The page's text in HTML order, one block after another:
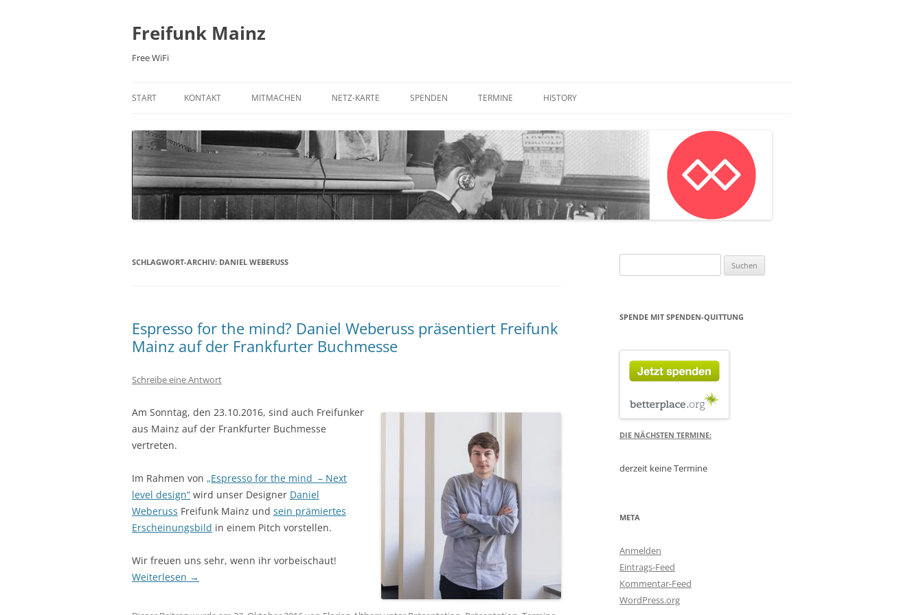
springen
Freifunk Mainz
Free WiFi
START KONTAKT
MAILINGLISTE
NEWSLETTER
IRC-CHAT
TWITTER
MITMACHEN
MITGLIED WERDEN
WIKI
PRAXIS: 3D CORNER ANTENNE
NETZ-KARTE SPENDEN
GOODING
TERMINE HISTORY
IM FERNSEHEN
STADTRATS-ANTRAG:
KOSTENFREIES WLAN IN MAINZ
SCHLAGWORT-ARCHIV: DANIEL WEBERUSS
Espresso for the mind? Daniel Weberuss präsentiert Freifunk
Mainz auf der Frankfurter Buchmesse
Schreibe eine Antwort
Am Sonntag, den 23.10.2016, sind auch Freifunker
aus Mainz auf der Frankfurter Buchmesse
vertreten.
Im Rahmen von „Espresso for the mind – Next
level design“ wird unser Designer Daniel
Weberuss Freifunk Mainz und sein prämiertes
Erscheinungsbild in einem Pitch vorstellen.
Wir freuen uns sehr, wenn ihr vorbeischaut!
Weiterlesen →
nach:
SPENDE MIT SPENDEN-QUITTUNG
DIE NÄCHSTEN TERMINE:
derzeit keine Termine
META
Anmelden
Eintrags-Feed
Kommentar-Feed
WordPress.org